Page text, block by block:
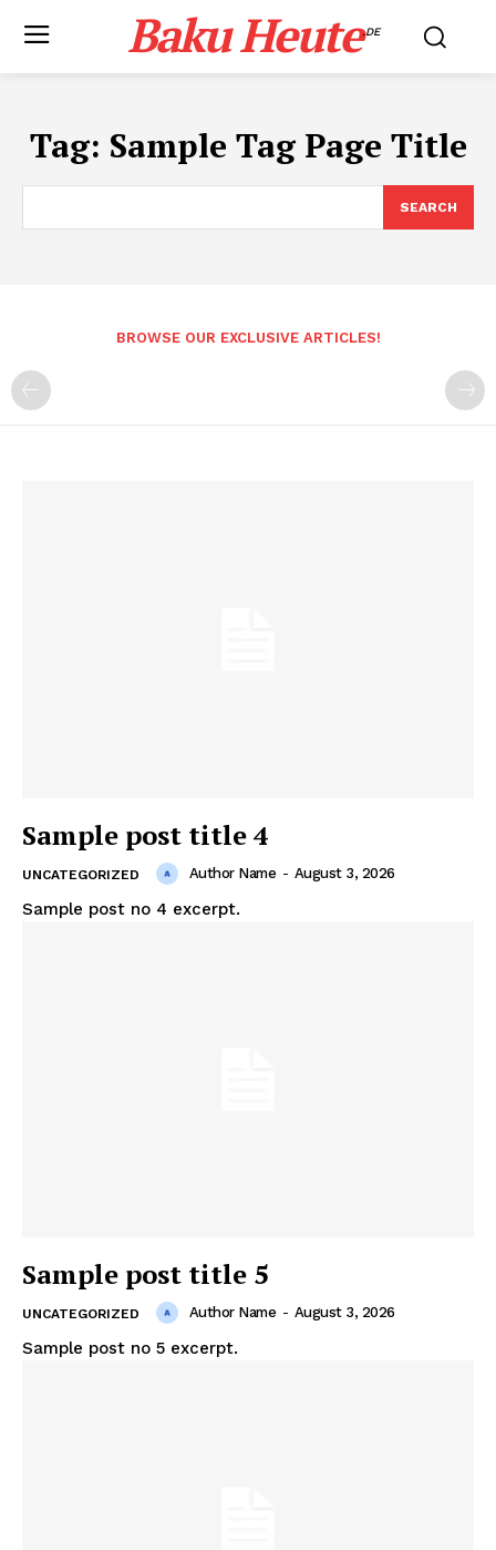
Baku Heute.DE
Tag: Sample Tag Page Title
SEARCH
BROWSE OUR EXCLUSIVE ARTICLES!
Sample post title 4
UNCATEGORIZED Author Name - August 3, 2026
Sample post no 4 excerpt.
Sample post title 5
UNCATEGORIZED Author Name - August 3, 2026
Sample post no 5 excerpt.